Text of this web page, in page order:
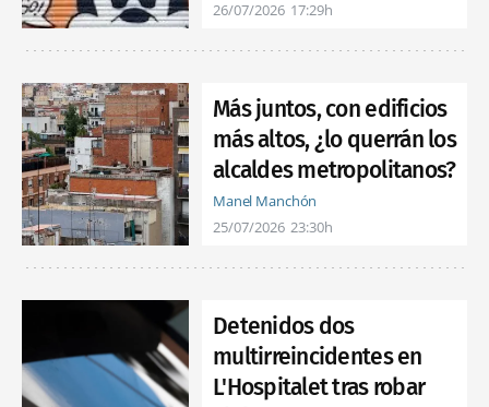
26/07/2026 17:29h
Más juntos, con edificios
más altos, ¿lo querrán los
alcaldes metropolitanos?
Manel Manchón
25/07/2026 23:30h
Detenidos dos
multirreincidentes en
L'Hospitalet tras robar